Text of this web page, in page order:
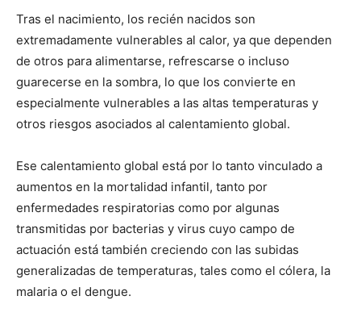
Tras el nacimiento, los recién nacidos son
extremadamente vulnerables al calor, ya que dependen
de otros para alimentarse, refrescarse o incluso
guarecerse en la sombra, lo que los convierte en
especialmente vulnerables a las altas temperaturas y
otros riesgos asociados al calentamiento global.
Ese calentamiento global está por lo tanto vinculado a
aumentos en la mortalidad infantil, tanto por
enfermedades respiratorias como por algunas
transmitidas por bacterias y virus cuyo campo de
actuación está también creciendo con las subidas
generalizadas de temperaturas, tales como el cólera, la
malaria o el dengue.